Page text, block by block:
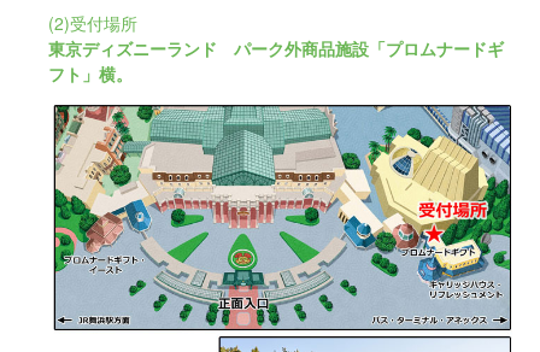
(2)受付場所
東京ディズニーランド パーク外商品施設「プロムナードギ
フト」横。